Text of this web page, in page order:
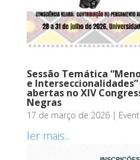
Sessão Temática
e
abertas no XIV
Negras
17 de março de 2026|
ler mais...